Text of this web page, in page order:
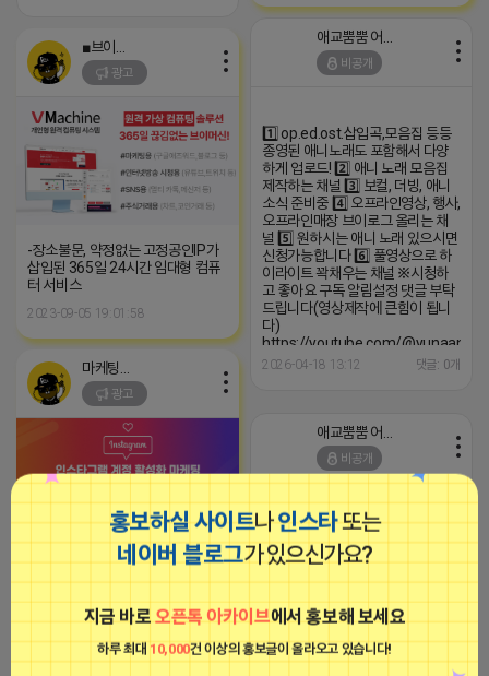
홍보하실 사이트나인스타또는
네이버 블로그가 있으신가요?
지금 바로오픈톡 아카이브에서 홍보해 보세요
하루 최대10,000건 이상의 홍보글이 올라오고 있습니다!
비공개
1️⃣ op.ed.ost.삽입곡,모음집 등등
종영된 애니노래도 포함해서 다양
하게 업로드! 2️⃣ 애니 노래 모음집
제작하는 채널 3️⃣ 보컬, 더빙, 애니
소식 준비중 4️⃣ 오프라인영상, 행사,
오프라인매장 브이로그 올리는 채
널 5️⃣ 원하시는 애니 노래 있으시면
신청가능합니다 6️⃣ 풀영상으로 하
이라이트 꽉채우는 채널 ※시청하
고 좋아요 구독 알림설정 댓글 부탁
드립니다(영상제작에 큰힘이 됩니
다)
https://youtube.com/
si=1q_QihwQFHRuOIIk
2026-04-18 13:12 댓글: 0개
광고
-장소불문, 약정없는 고정공인IP가
삽입된 365일 24시간 임대형 컴퓨
터 서비스
2023-09-05 19:01:58
광고
인스타그램 좋아요/팔로워/댓글 최
적화 작업
2024-09-19 18:51:20
비공개
1️⃣ op.ed.ost.삽입곡,모음집 등등
종영된 애니노래도 포함해서 다양
하게 업로드! 2️⃣ 애니 노래 모음집
제작하는 채널 3️⃣ 보컬, 더빙, 애니
소식 준비중 4️⃣ 오프라인영상, 행사,
오프라인매장 브이로그 올리는 채
신청가능합니다 6️⃣ 풀영상으로 하